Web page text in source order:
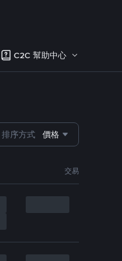
C2C 幫助中心
排序方式 價格
交易